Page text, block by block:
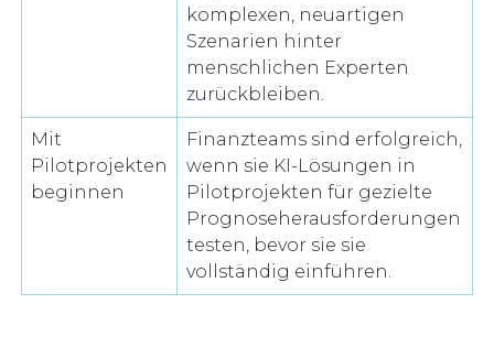
komplexen, neuartigen
Szenarien hinter
menschlichen Experten
zurückbleiben.
Mit
Pilotprojekten
beginnen
Finanzteams sind erfolgreich,
wenn sie KI-Lösungen in
Pilotprojekten für gezielte
Prognoseherausforderungen
testen, bevor sie sie
vollständig einführen.